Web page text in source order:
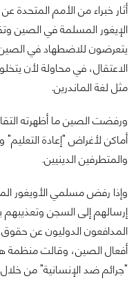
أثار خبراء من الأمم المتحدة
الإيغور المسلمة في الصين
يتعرضون للاضطهاد في
الاعتقال، في محاولة لأن
مثل لغة الماندرين.
ورفضت الصين ما أظهرته
أماكن لأغراض "إعادة
والمتطرفين الدينيين.
وإذا رفض مسلمي الأويغور
إرسالهم إلى السجن وتعذيبهم
المدافعون الدوليون عن حقوق
أفعال الصين، وقالت منظمة
"جرائم ضد الإنسانية" من